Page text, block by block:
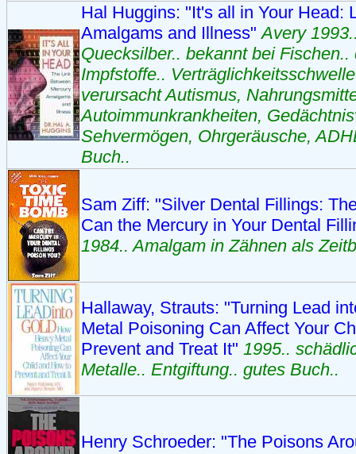
Hal Huggins: "It's all in Your Head:
Amalgams and Illness"Avery
Quecksilber.. bekannt bei
Impfstoffe..
verursacht Autismus,
Autoimmunkrankheiten,
Sehvermögen, Ohrgeräusche,
Buch..
Sam Ziff: "Silver Dental Fillings:
Can the Mercury in Your Dental
1984.. Amalgam in Zähnen als
Hallaway, Strauts: "Turning Lead
Metal Poisoning Can Affect Your
Prevent and Treat It" 1995..
Metalle.. Entgiftung.. gutes Buch..
Henry Schroeder: "The Poisons